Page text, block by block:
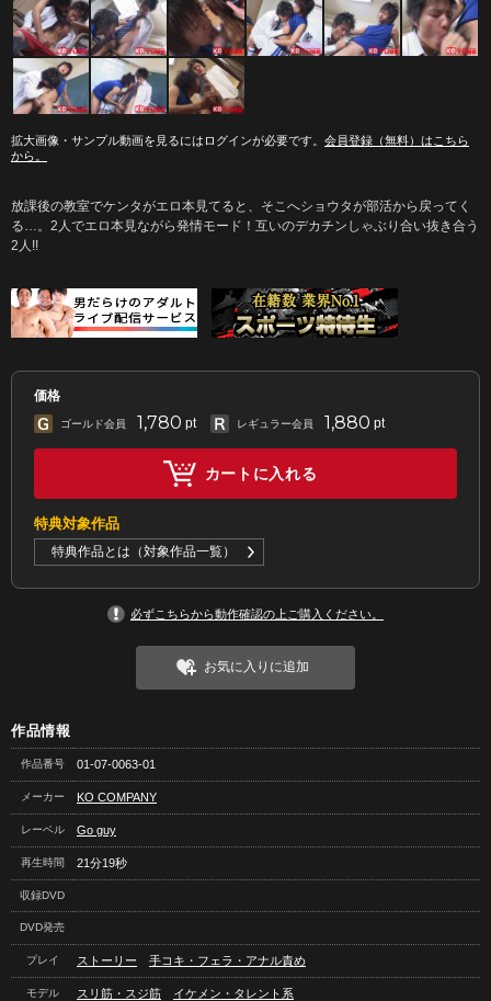
拡大画像・サンプル動画を見るにはログインが必要です。 会員登録（無料）はこちら
から。
放課後の教室でケンタがエロ本見てると、そこへショウタが部活から戻ってく
る…。2人でエロ本見ながら発情モード！互いのデカチンしゃぶり合い抜き合う
2人!!
価格
ゴールド会員 1,780 pt レギュラー会員 1,880 pt
カートに入れる
特典対象作品
特典作品とは（対象作品一覧）
必ずこちらから動作確認の上ご購入ください。
お気に入りに追加
作品情報
作品番号 01-07-0063-01
メーカー KO COMPANY
レーベル Go guy
再生時間 21分19秒
収録DVD
DVD発売
プレイ ストーリー 手コキ・フェラ・アナル責め
モデル スリ筋・スジ筋 イケメン・タレント系